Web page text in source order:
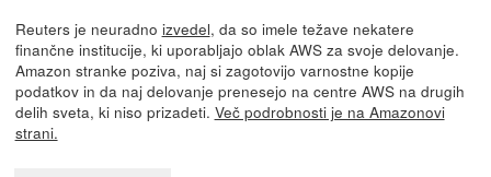
Reuters je neuradno izvedel, da so imele težave nekatere
finančne institucije, ki uporabljajo oblak AWS za svoje delovanje.
Amazon stranke poziva, naj si zagotovijo varnostne kopije
podatkov in da naj delovanje prenesejo na centre AWS na drugih
delih sveta, ki niso prizadeti. Več podrobnosti je na Amazonovi
strani.